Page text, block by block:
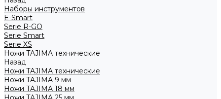
Наборы инструментов
E-Smart
Serie R-GO
Serie Smart
Serie XS
Ножи TAJIMA технические
Назад
Ножи TAJIMA технические
Ножи TAJIMA 9 мм
Ножи TAJIMA 18 мм